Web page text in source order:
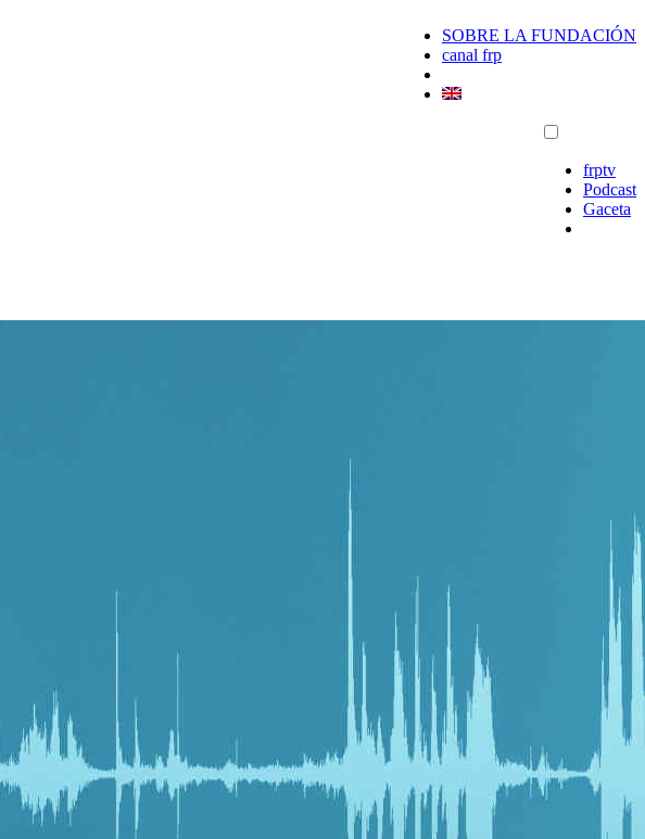
SOBRE LA FUNDACIÓN
canal frp
frptv
Podcast
Gaceta